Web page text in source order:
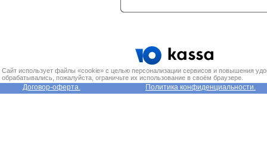
Сайт использует файлы «cookie» с целью персонализации сервисов и повышения
обрабатывались, пожалуйста, ограничьте их использование в своём браузере.
Договор-оферта. Политика конфиденциальности.